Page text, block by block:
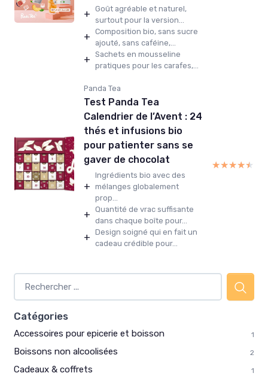
+ Goût agréable et naturel,
surtout pour la version...
+ Composition bio, sans sucre
ajouté, sans caféine,...
+ Sachets en mousseline
pratiques pour les carafes,...
Panda Tea
Test Panda Tea
Calendrier de l’Avent : 24
thés et infusions bio
pour patienter sans se
gaver de chocolat
+
Ingrédients bio avec des
mélanges globalement
prop...
+ Quantité de vrac suffisante
dans chaque boîte pour...
+ Design soigné qui en fait un
cadeau crédible pour...
★★★★★
★★★★★
Catégories
Accessoires pour epicerie et boisson 1
Boissons non alcoolisées 2
Cadeaux & coffrets 1